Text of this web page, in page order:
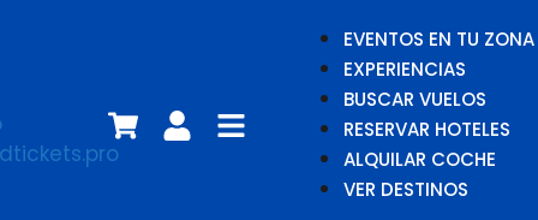
EVENTOS EN TU ZONA
EXPERIENCIAS
BUSCAR VUELOS
RESERVAR HOTELES
ALQUILAR COCHE
VER DESTINOS